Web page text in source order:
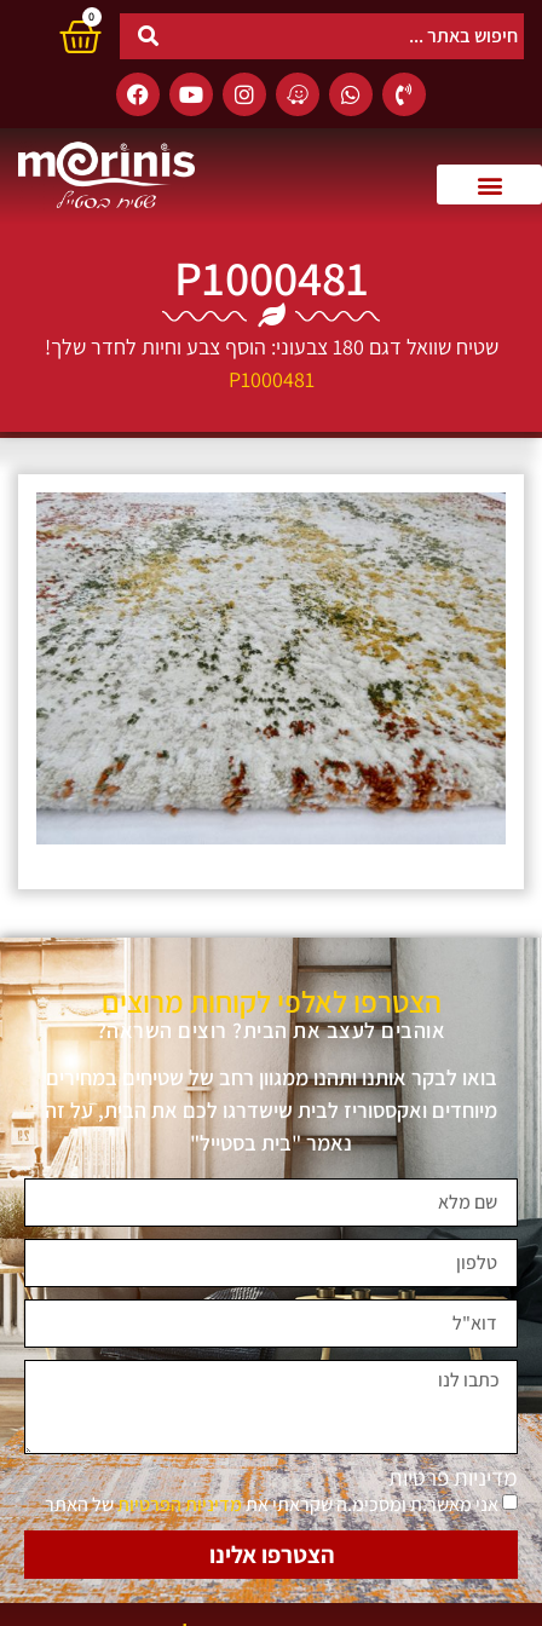
0
P1000481
שטיח שוואל דגם 180 צבעוני: הוסף צבע וחיות לחדר שלך!
P1000481
הצטרפו לאלפי לקוחות מרוצים
אוהבים לעצב את הבית? רוצים השראה?
בואו לבקר אותנו ותהנו ממגוון רחב של שטיחים במחירים
מיוחדים ואקססוריז לבית שישדרגו לכם את הבית, על זה
נאמר "בית בסטייל"
מדיניות פרטיות
אני מאשר.ת ומסכימ.ה שקראתי אתמדיניות הפרטיותשל האתר
הצטרפו אלינו